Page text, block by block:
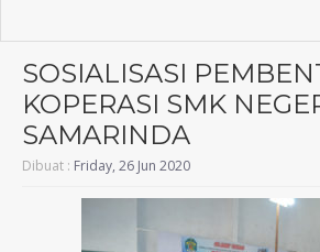
SOSIALISASI
KOPERASI SMK
SAMARINDA
Dibuat : Friday, 26 Jun 2020